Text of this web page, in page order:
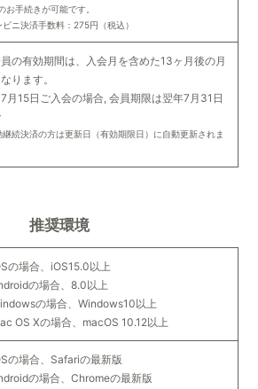
お手続きが可能です。
ニ決済手数料：275円（税込）
の有効期間は、入会月を含めた13ヶ月後の月
ります。
月15日ご入会の場合, 会員期限は翌年7月31日
継続決済の方は更新日（有効期限日）に自動更新されま
推奨環境
の場合、iOS15.0以上
の場合、8.0以上
の場合、Windows10以上
OS Xの場合、macOS 10.12以上
の場合、Safariの最新版
の場合、Chromeの最新版